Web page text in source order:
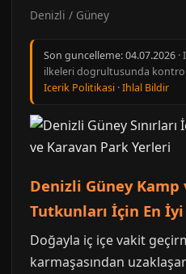
Denizli / Güney
Son guncelleme:04.07.2026
ilkeleri dogrultusunda
Icerik Politikasi ·Ihlal Bildir
Denizli Güney Kamp
Tutkunları İçin En
Doğayla iç içe vakit
karmaşasından